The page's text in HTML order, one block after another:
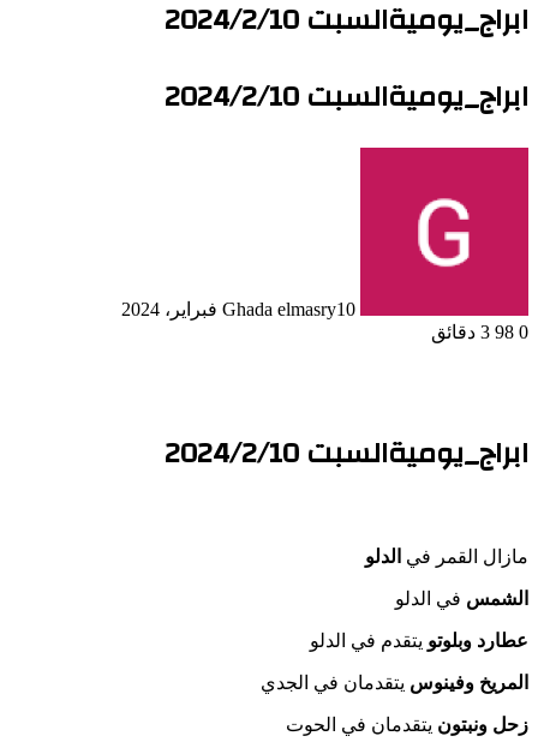
ابراج_يوميةالسبت 2024/2/10
ابراج_يوميةالسبت 2024/2/10
Ghada elmasry10 فبراير، 2024
0
3 دقائق
ابراج_يوميةالسبت 2024/2/10
مازال القمر في الدلو
الشمس في الدلو
عطارد وبلوتو يتقدم في الدلو
المريخ وفينوس يتقدمان في الجدي
زحل ونبتون يتقدمان في الحوت